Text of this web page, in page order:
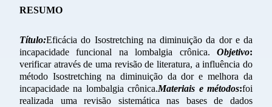
RESUMO
Título:Eficácia do Isostretchingna diminuição da dor e da
incapacidade funcional na lombalgia crônica. Objetivo:
verificar através de uma revisão de literatura, a influência do
método Isostretchingna diminuição da dor e melhora da
incapacidade na lombalgia crônica.Materiais e métodos:foi
realizada uma revisão sistemática nas basesde dados